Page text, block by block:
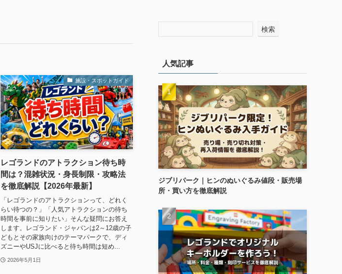
施設・スポットガイド
レゴランドのアトラクション待ち時
間は？混雑状況・身長制限・攻略法
を徹底解説【2026年最新】
「レゴランドのアトラクションって、どれく
らい待つの？」「人気アトラクションの待ち
時間を事前に知りたい」そんな疑問にお答え
します。レゴランド・ジャパンは2～12歳の子
どもとその家族向けのテーマパークで、ディ
ズニーやUSJに比べると待ち時間は短め...
2026年5月1日
検索
人気記事
ジブリパーク｜ヒンのぬいぐるみ値段・販売場
所・買い方を徹底解説